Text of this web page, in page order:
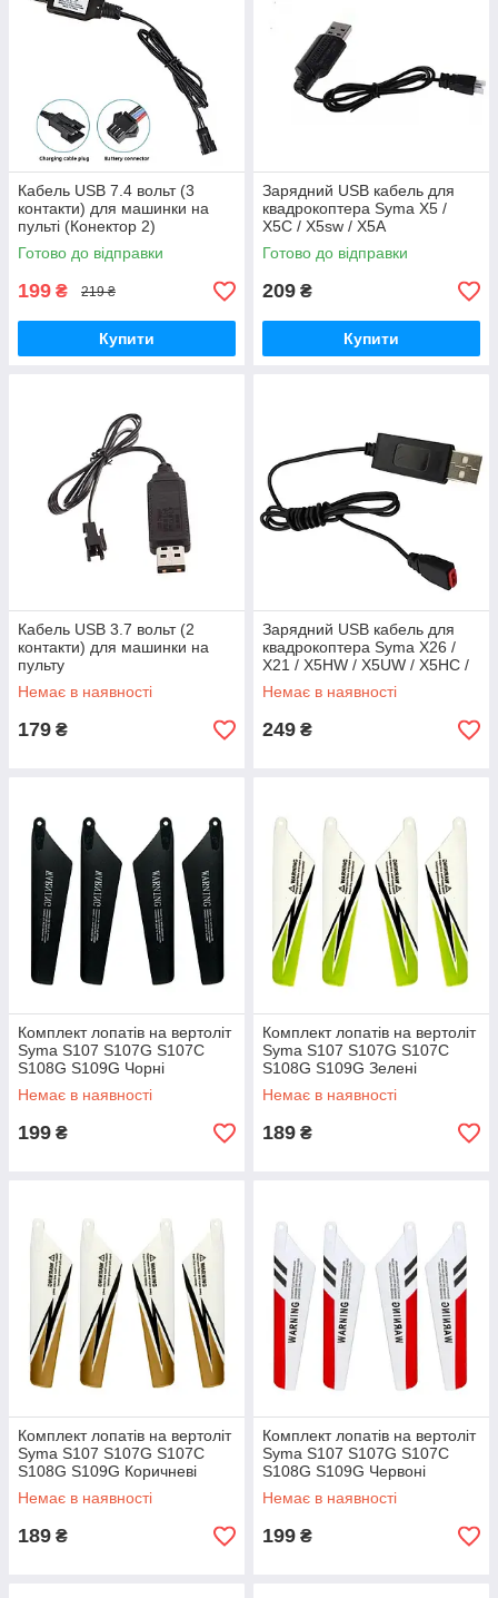
Кабель USB 7.4 вольт (3
контакти) для машинки на
пульті (Конектор 2)
Готово до відправки
199 ₴ 219 ₴
Купити
Зарядний USB кабель для
квадрокоптера Syma X5 /
X5C / X5sw / X5A
Готово до відправки
209 ₴
Купити
Кабель USB 3.7 вольт (2
контакти) для машинки на
пульту
Немає в наявності
179 ₴
Зарядний USB кабель для
квадрокоптера Syma X26 /
X21 / X5HW / X5UW / X5HC /
X5UC / X15 / X15C / X15W
Немає в наявності
249 ₴
Комплект лопатів на вертоліт
Syma S107 S107G S107C
S108G S109G Чорні
Немає в наявності
199 ₴
Комплект лопатів на вертоліт
Syma S107 S107G S107C
S108G S109G Зелені
Немає в наявності
189 ₴
Комплект лопатів на вертоліт
Syma S107 S107G S107C
S108G S109G Коричневі
Немає в наявності
189 ₴
Комплект лопатів на вертоліт
Syma S107 S107G S107C
S108G S109G Червоні
Немає в наявності
199 ₴